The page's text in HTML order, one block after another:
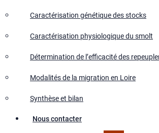
Caractérisation génétique des stocks
Caractérisation physiologique du smolt
Détermination de l’efficacité des
Modalités de la migration en Loire
Synthèse et bilan
Nous contacter